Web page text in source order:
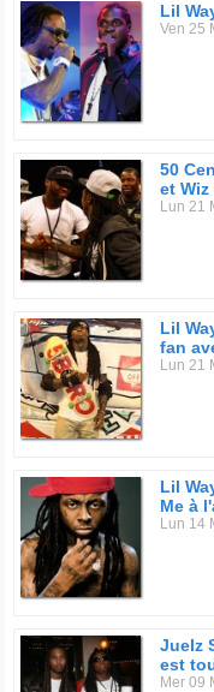
Lil
Ven 25
50
et
Lun 21
Lil
fan
Lun 21
Lil
Me à
Lun 14
Juelz
est
Mer 09